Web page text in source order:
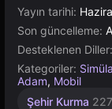
Yayın tarihi:
Son güncelleme:
Desteklenen Diller:
Kategoriler:
Adam, Mobil
Şehir Kurma 227
Trafik
Sandbox
Bina
Havacılık
Rus
Tarayıcı
Unity